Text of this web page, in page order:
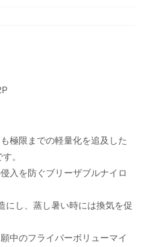
極限までの軽量化を追及した
。
入を防ぐブリーザブルナイロ
にし、蒸し暑い時には換気を促
中のフライバーボリューマイ